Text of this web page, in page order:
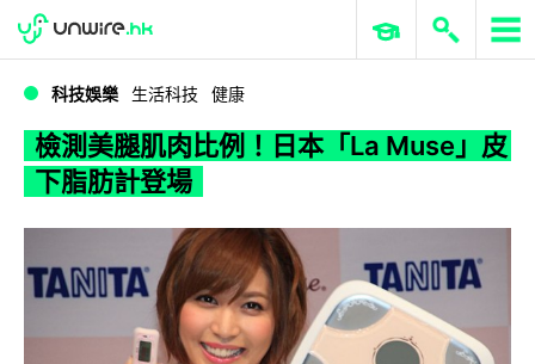
WWDC 2026 ERP 與商業 AI
科技娛樂 生活科技 健康
檢測美腿肌肉比例！日本「La Muse」皮
下脂肪計登場